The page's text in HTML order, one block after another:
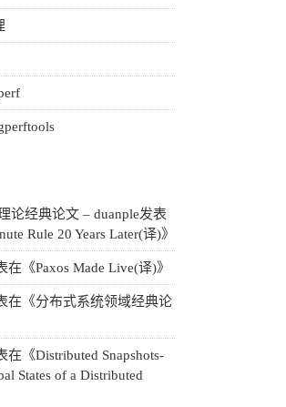
论经典论文 – duanple发表
Rule 20 Years Later(译)》
在《Paxos Made Live(译)》
在《分布式系统领域经典论
在《Distributed Snapshots-
States of a Distributed